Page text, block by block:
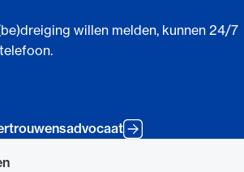
willen melden, kunnen 24/7